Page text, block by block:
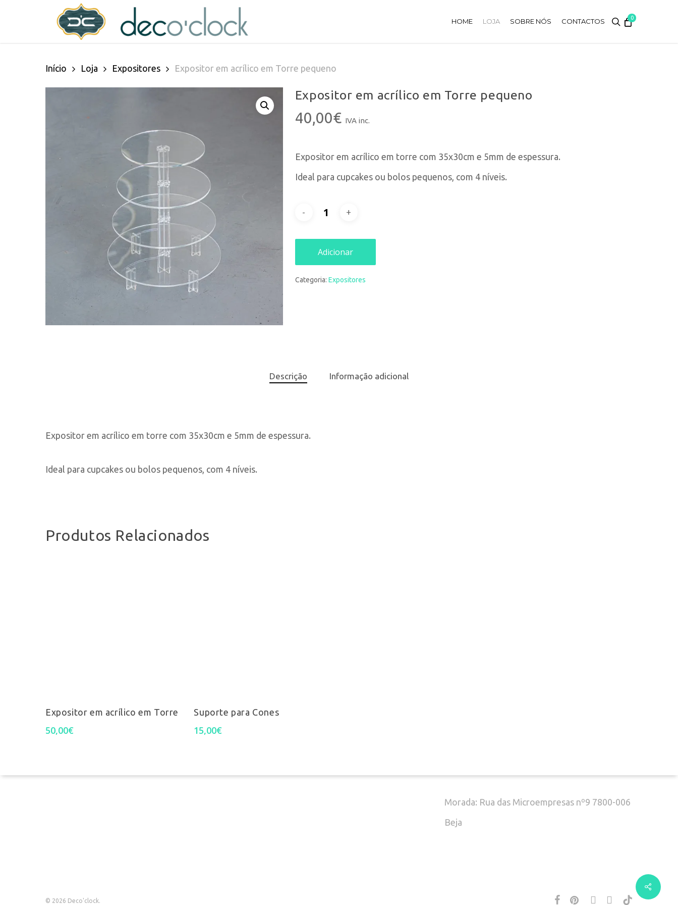
HOME LOJA SOBRE NÓS CONTACTOS search
0
Início Loja Expositores Expositor em acrílico em Torre pequeno
Expositor em acrílico em Torre pequeno
40,00€ IVA inc.
Expositor em acrílico em torre com 35x30cm e 5mm de espessura.
Ideal para cupcakes ou bolos pequenos, com 4 níveis.
Adicionar
Categoria: Expositores
Descrição Informação adicional
Expositor em acrílico em torre com 35x30cm e 5mm de espessura.
Ideal para cupcakes ou bolos pequenos, com 4 níveis.
Produtos Relacionados
Expositor em acrílico em Torre
50,00€
Suporte para Cones
15,00€
Termos e Condições
Morada: Rua das Microempresas nº9 7800-006
Beja
© 2026 Deco'clock. facebookpinterestinstagramwhatsapp
tiktok